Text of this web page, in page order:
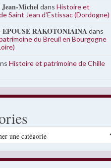
MicheldansHistoire et
Saint Jean d’Estissac (Dordogne)
EPOUSE RAKOTONIAINAdans
du Breuil en Bourgogne
Histoire et patrimoine de Chille